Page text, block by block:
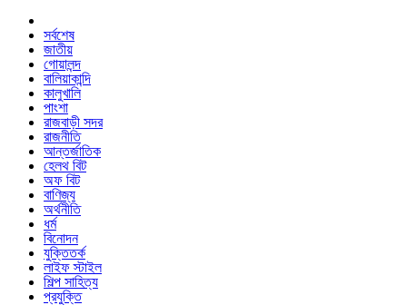
সর্বশেষ
জাতীয়
গোয়ালন্দ
বালিয়াকান্দি
কালুখালি
পাংশা
রাজবাড়ী সদর
রাজনীতি
আন্তর্জাতিক
হেলথ বিট
অফ বিট
বাণিজ্য
অর্থনীতি
ধর্ম
বিনোদন
যুক্তিতর্ক
লাইফ স্টাইল
শিল্প সাহিত্য
প্রযুক্তি